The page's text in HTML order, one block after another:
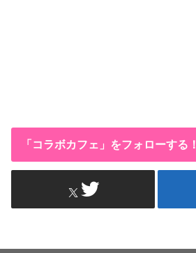
「コラボカフェ」をフォローする！